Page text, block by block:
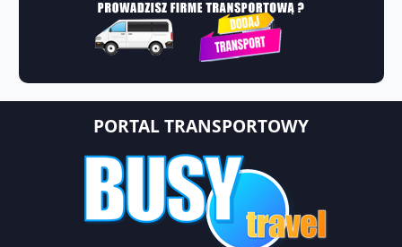
PORTAL TRANSPORTOWY